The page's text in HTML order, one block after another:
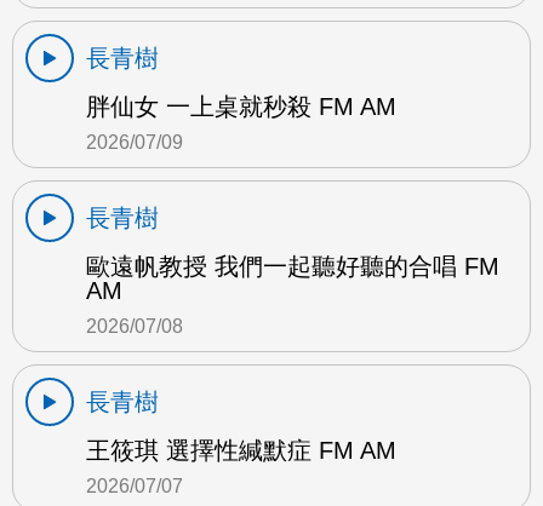
長青樹
胖仙女 一上桌就秒殺 FM AM
2026/07/09
長青樹
歐遠帆教授 我們一起聽好聽的合唱 FM
AM
2026/07/08
長青樹
王筱琪 選擇性緘默症 FM AM
2026/07/07